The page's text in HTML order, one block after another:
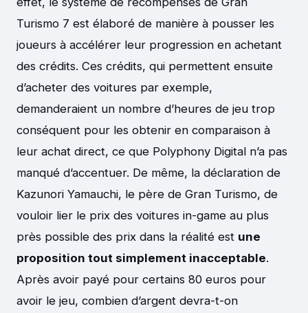
Turismo 7 est élaboré de manière à pousser les
joueurs à accélérer leur progression en achetant
des crédits. Ces crédits, qui permettent ensuite
d’acheter des voitures par exemple,
demanderaient un nombre d’heures de jeu trop
conséquent pour les obtenir en comparaison à
leur achat direct, ce que Polyphony Digital n’a pas
manqué d’accentuer. De même, la déclaration de
Kazunori Yamauchi, le père de Gran Turismo, de
vouloir lier le prix des voitures in-game au plus
près possible des prix dans la réalité est une
proposition tout simplement inacceptable.
Après avoir payé pour certains 80 euros pour
avoir le jeu, combien d’argent devra-t-on